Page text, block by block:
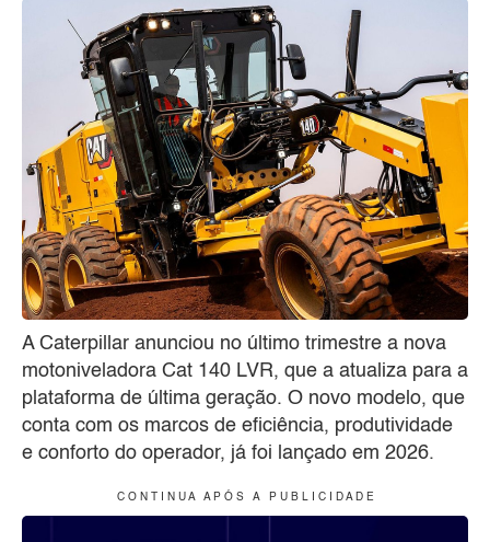
A Caterpillar anunciou no último trimestre a nova
motoniveladora Cat 140 LVR, que a atualiza para a
plataforma de última geração. O novo modelo, que
conta com os marcos de eficiência, produtividade
e conforto do operador, já foi lançado em 2026.
C O N T I N U A A P Ó S A P U B L I C I D A D E